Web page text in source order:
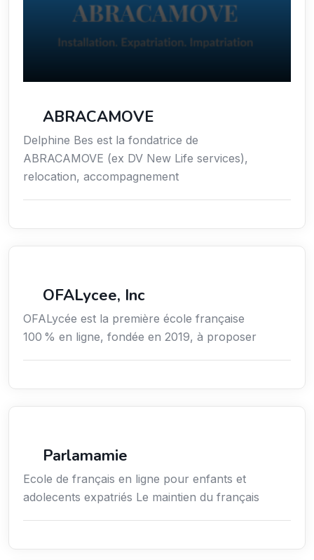
ABRACAMOVE
Delphine Bes est la fondatrice de
ABRACAMOVE (ex DV New Life services),
relocation, accompagnement
OFALycee, Inc
OFALycée est la première école française
100 % en ligne, fondée en 2019, à proposer
Parlamamie
Ecole de français en ligne pour enfants et
adolecents expatriés Le maintien du français